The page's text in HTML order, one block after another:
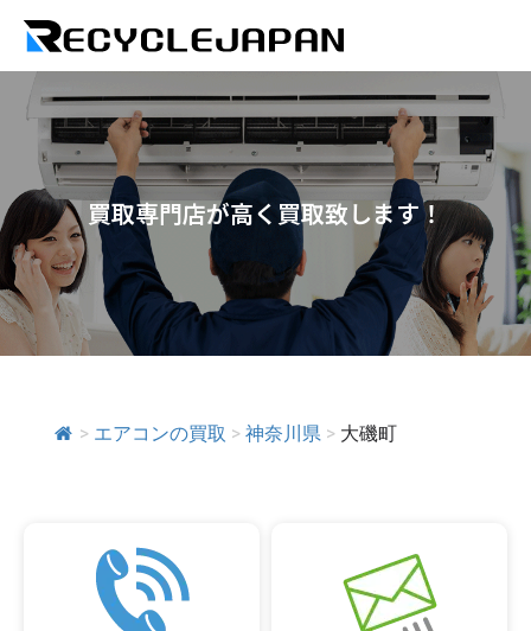
買取専門店が高く買取致します！
> エアコンの買取 > 神奈川県 > 大磯町